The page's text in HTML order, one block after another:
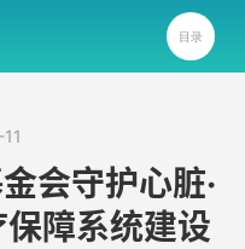
目录
会守护心脏·
障系统建设